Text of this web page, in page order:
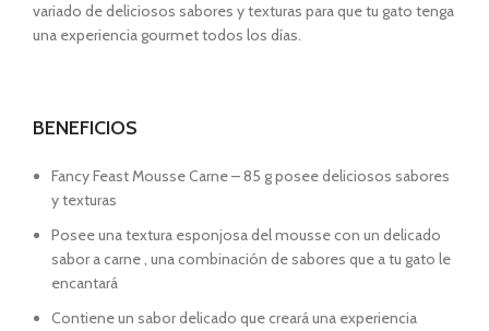
variado de deliciosos sabores y texturas para que tu gato tenga
una experiencia gourmet todos los días.
BENEFICIOS
Fancy Feast Mousse Carne – 85 g posee deliciosos sabores
y texturas
Posee una textura esponjosa del mousse con un delicado
sabor a carne , una combinación de sabores que a tu gato le
encantará
Contiene un sabor delicado que creará una experiencia